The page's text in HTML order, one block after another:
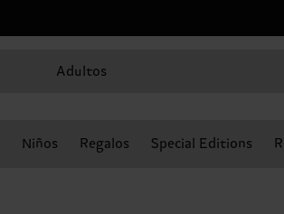
Adultos
Niños Regalos Special Editions